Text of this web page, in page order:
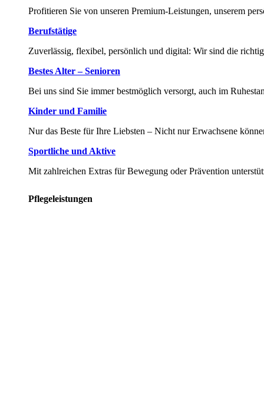
Profitieren Sie von unseren Premium-Leistungen, unserem
Berufstätige
Zuverlässig, flexibel, persönlich und digital: Wir sind die
Bestes Alter – Senioren
Bei uns sind Sie immer bestmöglich versorgt, auch im
Kinder und Familie
Nur das Beste für Ihre Liebsten – Nicht nur Erwachsene
Sportliche und Aktive
Mit zahlreichen Extras für Bewegung oder Prävention
Pflegeleistungen